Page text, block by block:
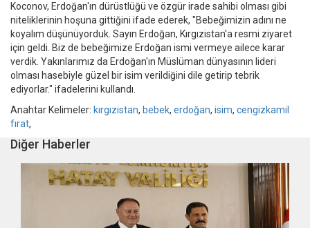
Koconov, Erdoğan'ın dürüstlüğü ve özgür irade sahibi olması gibi
niteliklerinin hoşuna gittiğini ifade ederek, "Bebeğimizin adını ne
koyalım düşünüyorduk. Sayın Erdoğan, Kırgızistan'a resmi ziyaret
için geldi. Biz de bebeğimize Erdoğan ismi vermeye ailece karar
verdik. Yakınlarımız da Erdoğan'ın Müslüman dünyasının lideri
olması hasebiyle güzel bir isim verildiğini dile getirip tebrik
ediyorlar." ifadelerini kullandı.
Anahtar Kelimeler: kırgızistan, bebek, erdoğan, isim, cengizkamil
fırat,
Diğer Haberler